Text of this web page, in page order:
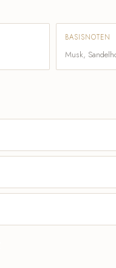
BASISNOTEN
Musk,